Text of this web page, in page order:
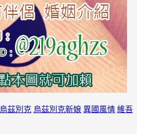
烏茲別克 烏茲別克新娘 異國風情 維吾